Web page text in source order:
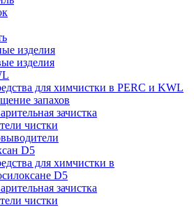
изделия
изделия
для химчистки в PERC и KWL
запахов
зачистка
чистки
D5
для химчистки в
D5
зачистка
чистки